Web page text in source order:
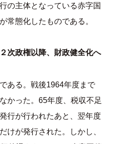
の主体となっている赤字国
常態化したものである。
次政権以降、財政健全化へ
ある。戦後1964年度まで
かった。65年度、税収不足
行が行われたあと、翌年度
けが発行された。しかし、